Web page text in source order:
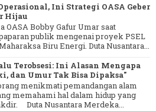
Ini Strategi OASA Geber
Hijau
OASA Bobby Gafur Umar saat
publik mengenai proyek PSEL
Biru Energi. Duta Nusantara...
Terobsesi: Ini Alasan Mengapa
dan Umur Tak Bisa Dipaksa"
menikmati pemandangan alam
memahami hal dalam hidup yang
Duta Nusantara Merdeka...